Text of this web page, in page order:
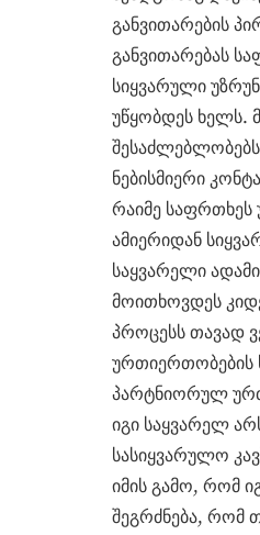
განვითარების
განვითარებას
სიყვარული
უწყობდეს ხელს.
ნებისმიერი
რაიმე საფრთხეს
ამიერიდან
საყვარელი
მოითხოვდეს
პროცესს თავად
ურთიერთობების
პარტნიორულ
იგი საყვარელ
სასიყვარულო
იმის გამო, რომ
შეგრძნება, რომ